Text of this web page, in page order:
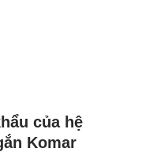
của hệ
Komar